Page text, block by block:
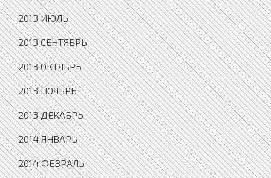
2013 ИЮЛЬ
2013 СЕНТЯБРЬ
2013 ОКТЯБРЬ
2013 НОЯБРЬ
2013 ДЕКАБРЬ
2014 ЯНВАРЬ
2014 ФЕВРАЛЬ